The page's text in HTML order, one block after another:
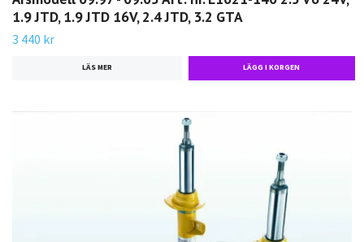
1.9 JTD, 1.9 JTD 16V, 2.4 JTD, 3.2 GTA
3 440 kr
LÄS MER